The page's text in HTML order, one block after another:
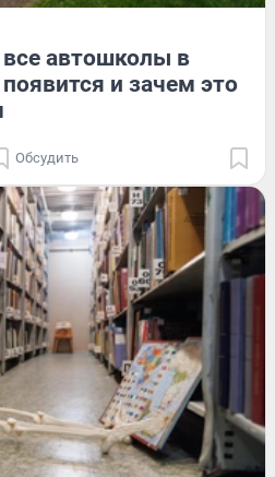
автошколы в
и зачем это
Обсудить